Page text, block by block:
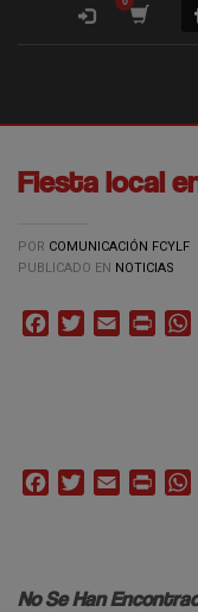
Fiesta local
POR COMUNICACIÓN FCYLF
PUBLICADO EN NOTICIAS
FacebookTwitterEmail Print
FacebookTwitterEmail Print
No Se Han